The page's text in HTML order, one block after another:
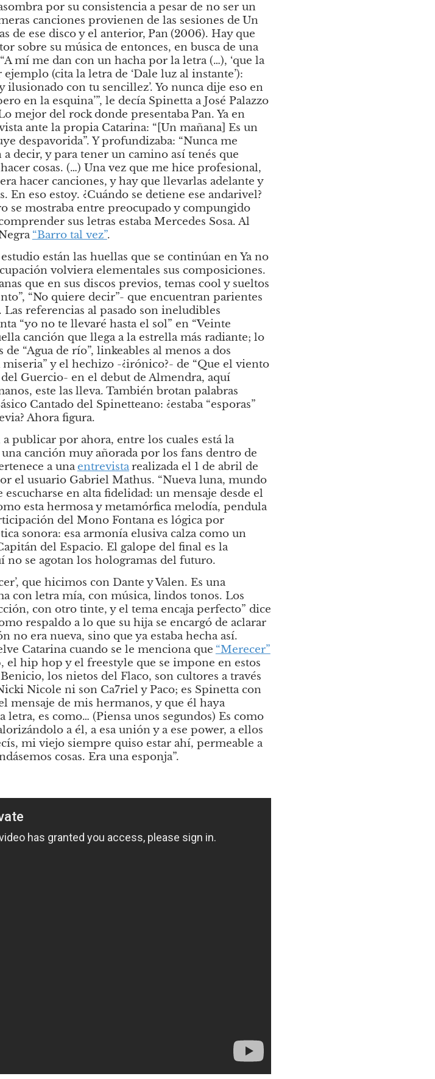
por su consistencia a pesar de no ser un
canciones provienen de las sesiones de Un
de ese disco y el anterior, Pan (2006). Hay que
sobre su música de entonces, en busca de una
mí me dan con un hacha por la letra (…), ‘que la
(cita la letra de ‘Dale luz al instante’):
ilusionado con tu sencillez’. Yo nunca dije eso en
en la esquina’”, le decía Spinetta a José Palazzo
mejor del rock donde presentaba Pan. Ya en
ante la propia Catarina: “[Un mañana] Es un
despavorida”. Y profundizaba: “Nunca me
decir, y para tener un camino así tenés que
cosas. (…) Una vez que me hice profesional,
hacer canciones, y hay que llevarlas adelante y
En eso estoy. ¿Cuándo se detiene ese andarivel?
se mostraba entre preocupado y compungido
sus letras estaba Mercedes Sosa. Al
“Barro tal vez”.
están las huellas que se continúan en Ya no
volviera elementales sus composiciones.
que en sus discos previos, temas cool y sueltos
“No quiere decir”- que encuentran parientes
Las referencias al pasado son ineludibles
“yo no te llevaré hasta el sol” en “Veinte
canción que llega a la estrella más radiante; lo
“Agua de río”, linkeables al menos a dos
y el hechizo -¿irónico?- de “Que el viento
Guercio- en el debut de Almendra, aquí
este las lleva. También brotan palabras
Cantado del Spinetteano: ¿estaba “esporas”
Ahora figura.
publicar por ahora, entre los cuales está la
canción muy añorada por los fans dentro de
a una entrevista realizada el 1 de abril de
el usuario Gabriel Mathus. “Nueva luna, mundo
en alta fidelidad: un mensaje desde el
esta hermosa y metamórfica melodía, pendula
del Mono Fontana es lógica por
sonora: esa armonía elusiva calza como un
del Espacio. El galope del final es la
se agotan los hologramas del futuro.
que hicimos con Dante y Valen. Es una
con letra mía, con música, lindos tonos. Los
con otro tinte, y el tema encaja perfecto” dice
respaldo a lo que su hija se encargó de aclarar
no era nueva, sino que ya estaba hecha así.
Catarina cuando se le menciona que “Merecer”
el hip hop y el freestyle que se impone en estos
los nietos del Flaco, son cultores a través
Nicole ni son Ca7riel y Paco; es Spinetta con
mensaje de mis hermanos, y que él haya
letra, es como… (Piensa unos segundos) Es como
a él, a esa unión y a ese power, a ellos
mi viejo siempre quiso estar ahí, permeable a
cosas. Era una esponja”.